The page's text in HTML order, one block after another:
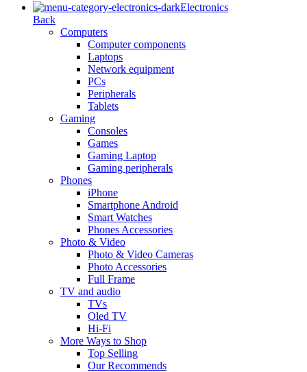
Electronics
Back
Computers
Computer components
Laptops
Network equipment
PCs
Peripherals
Tablets
Gaming
Consoles
Games
Gaming Laptop
Gaming peripherals
Phones
iPhone
Smartphone Android
Smart Watches
Phones Accessories
Photo & Video
Photo & Video Cameras
Photo Accessories
Full Frame
TV and audio
TVs
Oled TV
Hi-Fi
More Ways to Shop
Top Selling
Our Recommends